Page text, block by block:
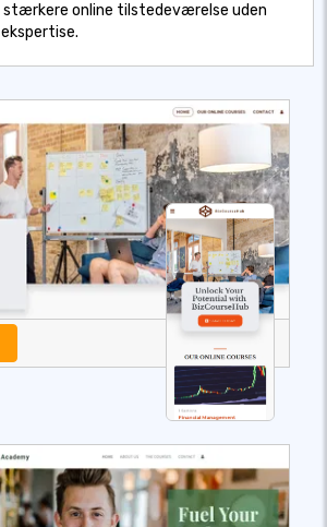
stærkere online tilstedeværelse uden